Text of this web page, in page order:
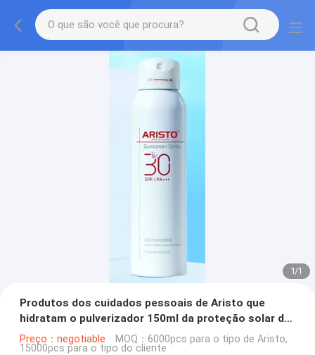
1/1
Produtos dos cuidados pessoais de Aristo que
hidratam o pulverizador 150ml da proteção solar do
SPF 50
Preço：negotiable MOQ：6000pcs para o tipo de Aristo,
15000pcs para o tipo do cliente